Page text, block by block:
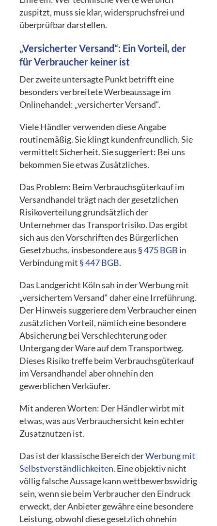
zuspitzt, muss sie klar, widerspruchsfrei und
überprüfbar darstellen.
„Versicherter Versand“: Ein Vorteil, der
für Verbraucher keiner ist
Der zweite untersagte Punkt betrifft eine
besonders verbreitete Werbeaussage im
Onlinehandel: „versicherter Versand“.
Viele Händler verwenden diese Angabe
routinemäßig. Sie klingt kundenfreundlich. Sie
vermittelt Sicherheit. Sie suggeriert: Bei uns
bekommen Sie etwas Zusätzliches.
Das Problem: Beim Verbrauchsgüterkauf im
Versandhandel trägt nach der gesetzlichen
Risikoverteilung grundsätzlich der
Unternehmer das Transportrisiko. Das ergibt
sich aus den Vorschriften des Bürgerlichen
Gesetzbuchs, insbesondere aus § 475 BGB in
Verbindung mit § 447 BGB.
Das Landgericht Köln sah in der Werbung mit
„versichertem Versand“ daher eine Irreführung.
Der Hinweis suggeriere dem Verbraucher einen
zusätzlichen Vorteil, nämlich eine besondere
Absicherung bei Verschlechterung oder
Untergang der Ware auf dem Transportweg.
Dieses Risiko treffe beim Verbrauchsgüterkauf
im Versandhandel aber ohnehin den
gewerblichen Verkäufer.
Mit anderen Worten: Der Händler wirbt mit
etwas, was aus Verbrauchersicht kein echter
Zusatznutzen ist.
Das ist der klassische Bereich derWerbung mit
Selbstverständlichkeiten. Eine objektiv nicht
völlig falsche Aussage kann wettbewerbswidrig
sein, wenn sie beim Verbraucher den Eindruck
erweckt, der Anbieter gewähre eine besondere
Leistung, obwohl diese gesetzlich ohnehin